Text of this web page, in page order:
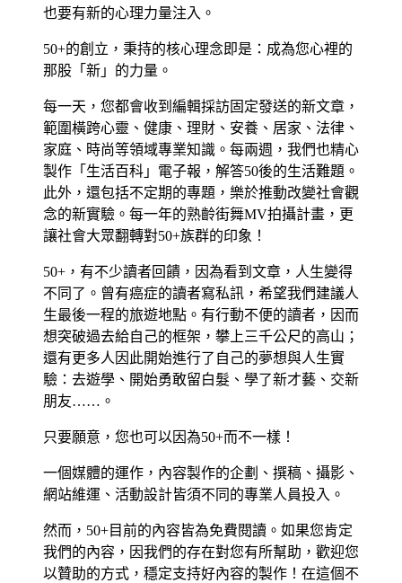
也要有新的心理力量注入。
50+的創立，秉持的核心理念即是：成為您心裡的
那股「新」的力量。
每一天，您都會收到編輯採訪固定發送的新文章，
範圍橫跨心靈、健康、理財、安養、居家、法律、
家庭、時尚等領域專業知識。每兩週，我們也精心
製作「生活百科」電子報，解答50後的生活難題。
此外，還包括不定期的專題，樂於推動改變社會觀
念的新實驗。每一年的熟齡街舞MV拍攝計畫，更
讓社會大眾翻轉對50+族群的印象！
50+，有不少讀者回饋，因為看到文章，人生變得
不同了。曾有癌症的讀者寫私訊，希望我們建議人
生最後一程的旅遊地點。有行動不便的讀者，因而
想突破過去給自己的框架，攀上三千公尺的高山；
還有更多人因此開始進行了自己的夢想與人生實
驗：去遊學、開始勇敢留白髮、學了新才藝、交新
朋友……。
只要願意，您也可以因為50+而不一樣！
一個媒體的運作，內容製作的企劃、撰稿、攝影、
網站維運、活動設計皆須不同的專業人員投入。
然而，50+目前的內容皆為免費閱讀。如果您肯定
我們的內容，因我們的存在對您有所幫助，歡迎您
以贊助的方式，穩定支持好內容的製作！在這個不